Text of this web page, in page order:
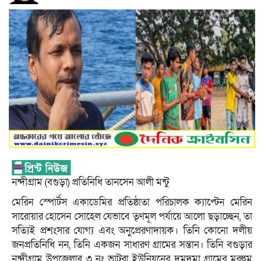
নন্দীগ্রাম (বগুড়া) প্রতিনিধি তানসেন আলী মন্টু
মেরিন স্পোর্টস একাডেমির প্রতিষ্ঠাতা পরিচালক ক্যাপ্টেন মেরিন
সারোয়ার হোসেন সোহেল যেভাবে তৃণমূল পর্যায়ে আলো ছড়াচ্ছেন, তা
সত্যিই প্রশংসার যোগ্য এবং অনুপ্রেরণাদায়ক। তিনি কোনো দলীয়
জনপ্রতিনিধি নন, তিনি একজন সাধারণ গ্রামের সন্তান। তিনি বগুড়ার